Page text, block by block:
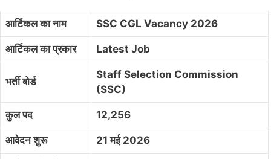
आर्टिकल का नाम SSC CGL Vacancy 2026
आर्टिकल का प्रकार Latest Job
भर्ती बोर्ड
Staff Selection Commission
(SSC)
कुल पद 12,256
आवेदन शुरू 21 मई 2026